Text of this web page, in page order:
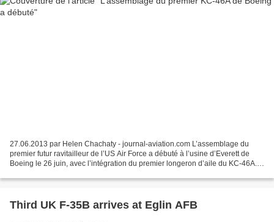
27.06.2013 par Helen Chachaty - journal-aviation.com L’assemblage du
premier futur ravitailleur de l’US Air Force a débuté à l’usine d’Everett de
Boeing le 26 juin, avec l’intégration du premier longeron d’aile du KC-46A.
Third UK F-35B arrives at Eglin AFB